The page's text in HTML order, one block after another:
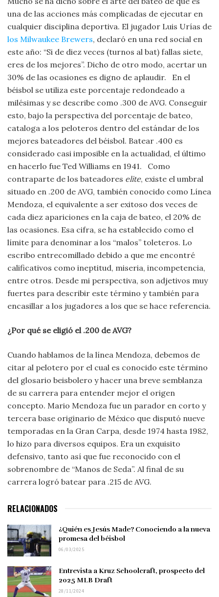
una de las acciones más complicadas de ejecutar en
cualquier disciplina deportiva. El jugador Luis Urías de
los Milwaukee Brewers, declaró en una red social en
este año: “Si de diez veces (turnos al bat) fallas siete,
eres de los mejores”. Dicho de otro modo, acertar un
30% de las ocasiones es digno de aplaudir. En el
béisbol se utiliza este porcentaje redondeado a
milésimas y se describe como .300 de AVG. Conseguir
esto, bajo la perspectiva del porcentaje de bateo,
cataloga a los peloteros dentro del estándar de los
mejores bateadores del béisbol. Batear .400 es
considerado casi imposible en la actualidad, el último
en hacerlo fue Ted Williams en 1941. Como
contraparte de los bateadores elite, existe el umbral
situado en .200 de AVG, también conocido como Línea
Mendoza, el equivalente a ser exitoso dos veces de
cada diez apariciones en la caja de bateo, el 20% de
las ocasiones. Esa cifra, se ha establecido como el
límite para denominar a los “malos” toleteros. Lo
escribo entrecomillado debido a que me encontré
calificativos como ineptitud, miseria, incompetencia,
entre otros. Desde mi perspectiva, son adjetivos muy
fuertes para describir este término y también para
encasillar a los jugadores a los que se hace referencia.
¿Por qué se eligió el .200 de AVG?
Cuando hablamos de la línea Mendoza, debemos de
citar al pelotero por el cual es conocido este término
del glosario beisbolero y hacer una breve semblanza
de su carrera para entender mejor el origen
concepto. Mario Mendoza fue un parador en corto y
tercera base originario de México que disputó nueve
temporadas en la Gran Carpa, desde 1974 hasta 1982,
lo hizo para diversos equipos. Era un exquisito
defensivo, tanto así que fue reconocido con el
sobrenombre de “Manos de Seda”. Al final de su
carrera logró batear para .215 de AVG.
RELACIONADOS
¿Quién es Jesús Made? Conociendo a la nueva
promesa del béisbol
06/03/2025
Entrevista a Kruz Schoolcraft, prospecto del
2025 MLB Draft
28/11/2024